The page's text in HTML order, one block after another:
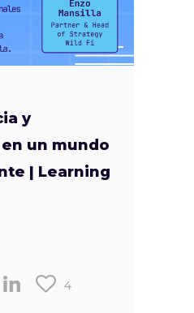
y
un mundo
| Learning
4